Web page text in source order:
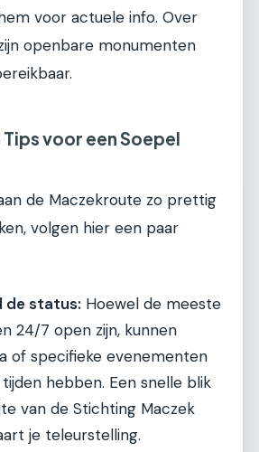
voor actuele info. Over
openbare monumenten
voor een Soepel
de Maczekroute zo prettig
volgen hier een paar
de status: Hoewel de meeste
24/7 open zijn, kunnen
of specifieke evenementen
hebben. Een snelle blik
van de Stichting Maczek
je teleurstelling.